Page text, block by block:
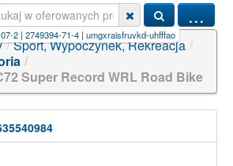
...
|2749394-71-4|umgxraisfruvkd-uhfffaoysa-n 7-
/ Sport, Wypoczynek, Rekreacja /
/
Super Record WRL Road Bike